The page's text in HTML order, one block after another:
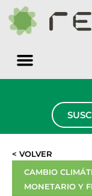
< VOLVER
CAMBIO
MONETARIO Y